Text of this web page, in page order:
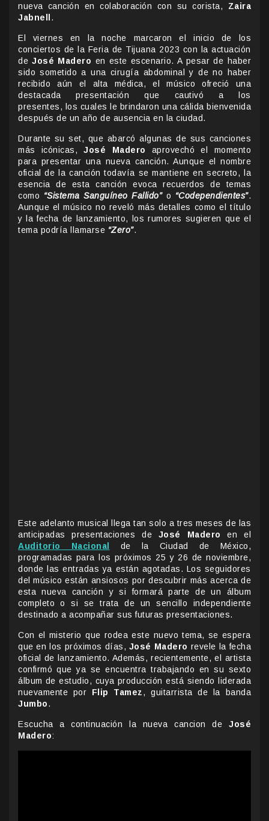
nueva canción en colaboración con su corista, Zaira
Jabnell .
El viernes en la noche marcaron el inicio de los
conciertos de la Feria de Tijuana 2023 con la actuación
deJosé Madero en este escenario. A pesar de haber
sido sometido a una cirugía abdominal y de no haber
recibido aún el alta médica, el músico ofreció una
destacada presentación que cautivó a los
presentes, los cuales le brindaron una cálida bienvenida
después de un año de ausencia en la ciudad.
Durante su set, que abarcó algunas de sus canciones
más icónicas,José Madero aprovechó el momento
para presentar una nueva canción. Aunque el nombre
oficial de la canción todavía se mantiene en secreto, la
esencia de esta canción evoca recuerdos de temas
como “Sistema Sanguíneo Fallido”o “Codependientes”.
Aunque el músico no reveló más detalles como el título
y la fecha de lanzamiento, los rumores sugieren que el
tema podría llamarse “Zero”.
Este adelanto musical llega tan solo a tres meses de las
anticipadas presentaciones de José Madero en el
Auditorio Nacional
de la Ciudad de México,
programadas para los próximos 25 y 26 de noviembre,
donde las entradas ya están agotadas. Los seguidores
del músico están ansiosos por descubrir más acerca de
esta nueva canción y si formará parte de un álbum
completo o si se trata de un sencillo independiente
destinado a acompañar sus futuras presentaciones.
Con el misterio que rodea este nuevo tema, se espera
que en los próximos días, José Madero revele la fecha
oficial de lanzamiento. Además, recientemente, el artista
confirmó que ya se encuentra trabajando en su sexto
álbum de estudio, cuya producción está siendo liderada
nuevamente por Flip Tamez, guitarrista de la banda
Jumbo.
Escucha a continuación la nueva cancion de José
Madero: